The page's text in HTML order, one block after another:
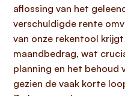
aflossing van het
verschuldigde rente
van onze rekentool
maandbedrag, wat
planning en het
gezien de vaak korte